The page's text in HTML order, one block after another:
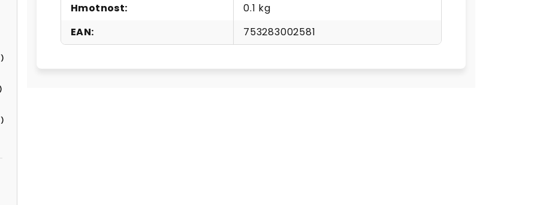
Hmotnost:
0.1 kg
EAN: 753283002581